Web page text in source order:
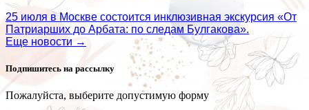
25 июля в Москве состоится инклюзивная экскурсия «От
Патриарших до Арбата: по следам Булгакова».
Еще новости →
Подпишитесь на рассылку
Пожалуйста, выберите допустимую форму